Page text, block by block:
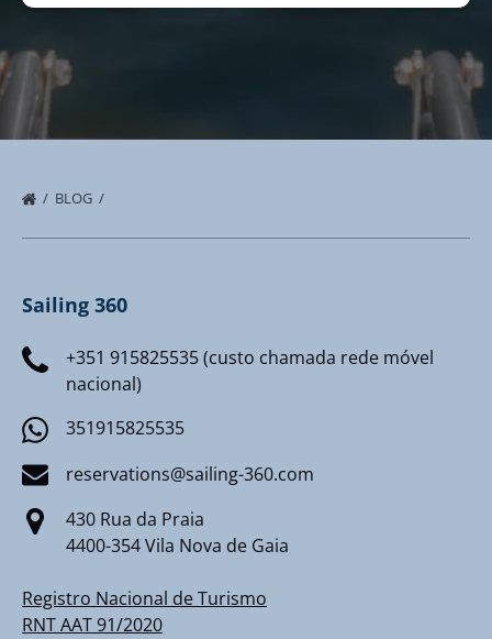
BLOG
Sailing 360
+351 915825535 (custo chamada rede móvel
nacional)
351915825535
reservations@sailing-360.com
430 Rua da Praia
4400-354 Vila Nova de Gaia
Registro Nacional de Turismo
RNT AAT 91/2020